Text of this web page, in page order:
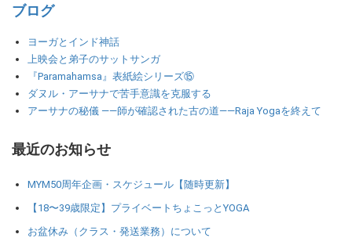
ブログ
ヨーガとインド神話
上映会と弟子のサットサンガ
『Paramahamsa』表紙絵シリーズ⑮
ダヌル・アーサナで苦手意識を克服する
アーサナの秘儀 ――師が確認された古の道――Raja Yogaを終えて
最近のお知らせ
MYM50周年企画・スケジュール【随時更新】
【18〜39歳限定】プライベートちょこっとYOGA
お盆休み（クラス・発送業務）について